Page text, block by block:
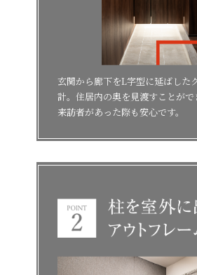
玄関から廊下をL字型に延ばした
計。住居内の奥を見渡すことがで
来訪者があった際も安心です。